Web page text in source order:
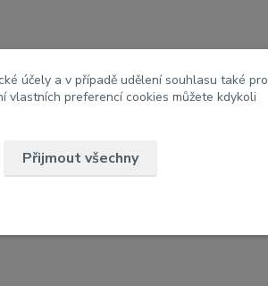
účely a v případě udělení souhlasu také pro
vlastních preferencí cookies můžete kdykoli
Přijmout všechny